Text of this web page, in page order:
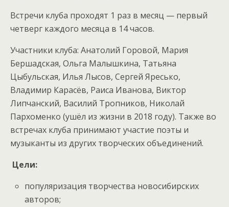
Встречи клуба проходят 1 раз в месяц — первый
четверг каждого месяца в 14 часов.
Участники клуба: Анатолий Горовой, Мария
Бершадская, Ольга Малышкина, Татьяна
Цыбульская, Илья Лысов, Сергей Яресько,
Владимир Карасёв, Раиса Иванова, Виктор
Липчанский, Василий Тропников, Николай
Пархоменко (ушёл из жизни в 2018 году). Также во
встречах клуба принимают участие поэты и
музыканты из других творческих объединений.
Цели:
популяризация творчества новосибирских
авторов;